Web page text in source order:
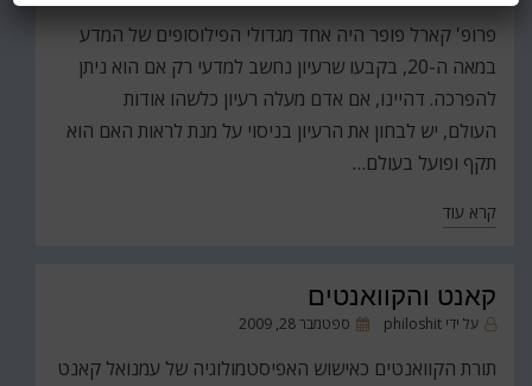
ב
פרופ' קארל פופר היה אחד מגדולי הפילוסופים של המדע
במאה ה-20, בקבעו שרעיון נחשב למדעי רק אם הוא ניתן
להפרכה. דהיינו, אם אדם מעלה רעיון כלשהו אודות
העולם, יש לבחון את הרעיון בניסוי על מנת לראות האם הוא
תקף ופועל בעולם…
קרא עוד
קאנט והקוואנטים
על ידי philoshit
פורסםספטמבר 28, 2009
תורת הקוואנטים כאישוש האפיסטמולוגיה של עמנואל קאנט